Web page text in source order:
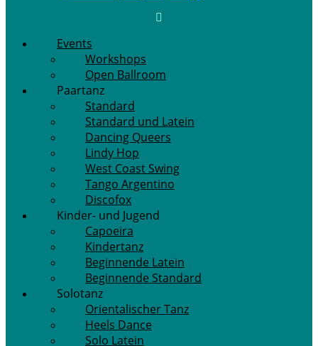
Events
Workshops
Open Ballroom
Paartanz
Standard
Standard und Latein
Dancing Queers
Lindy Hop
West Coast Swing
Tango Argentino
Discofox
Kinder- und Jugend
Capoeira
Kindertanz
Beginnende Latein
Beginnende Standard
Solotanz
Orientalischer Tanz
Heels Dance
Solo Latein